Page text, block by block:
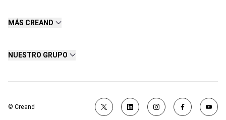
MÁS CREAND
NUESTRO GRUPO
© Creand